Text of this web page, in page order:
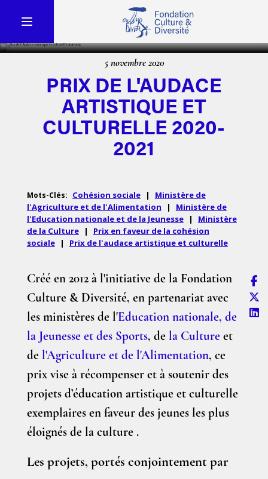
5 novembre 2020
PRIX DE L'AUDACE
ARTISTIQUE ET
CULTURELLE 2020-
2021
Mots-Clés: Cohésion sociale |
Ministère de
l'Agriculture et de l'Alimentation
|
Ministère de
l'Education nationale et de la Jeunesse
|
Ministère
de la Culture
|
Prix en faveur de la cohésion
sociale
| Prix de l'audace artistique et culturelle
Créé en 2012 à l'initiative de la Fondation
Culture & Diversité, en partenariat avec
les ministères de l'Education nationale, de
la Jeunesse et des Sports, de la Culture et
de l'Agriculture et de l'Alimentation, ce
prix vise à récompenser et à soutenir des
projets d’éducation artistique et culturelle
exemplaires en faveur des jeunes les plus
éloignés de la culture .
Les projets, portés conjointement par